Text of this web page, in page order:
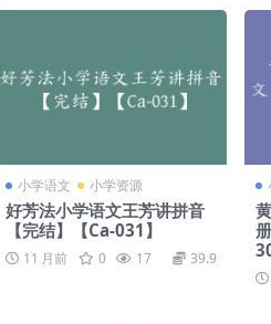
小学语文 小学资源
好芳法小学语文王芳讲拼音
【完结】【Ca-031】
11 月前 0 17 39.9